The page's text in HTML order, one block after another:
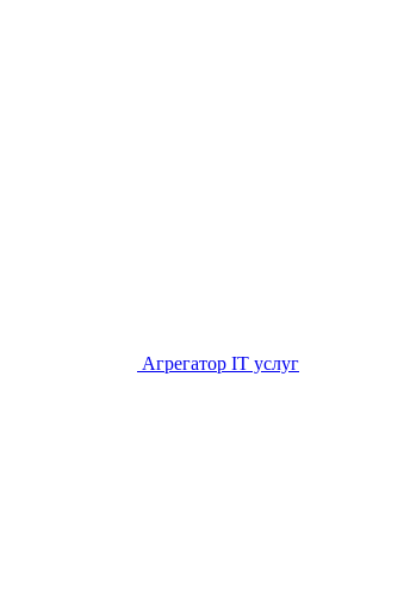
Агрегатор IT услуг